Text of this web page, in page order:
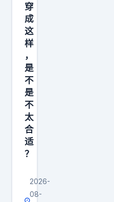
穿
成
这
样
，
是
不
是
不
太
合
适
？
2026-
08-